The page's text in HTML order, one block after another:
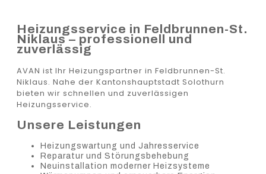
Heizungsservice in Feldbrunnen-St.
Niklaus – professionell und
zuverlässig
AVAN ist Ihr Heizungspartner in Feldbrunnen-St.
Niklaus. Nahe der Kantonshauptstadt Solothurn
bieten wir schnellen und zuverlässigen
Heizungsservice.
Unsere Leistungen
Heizungswartung und Jahresservice
Reparatur und Störungsbehebung
Neuinstallation moderner Heizsysteme